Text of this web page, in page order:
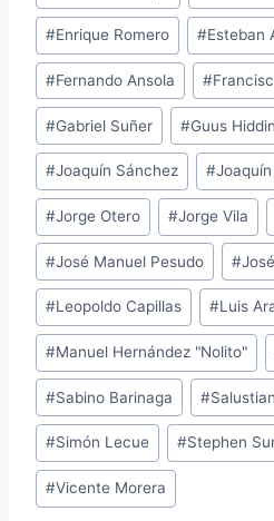
#Enrique Romero #Esteban
#Fernando Ansola #
#Gabriel Suñer #Guus
#Joaquín Sánchez #
#Jorge Otero #Jorge Vila
#José Manuel Pesudo #
#Leopoldo Capillas #Luis
#Manuel Hernández "Nolito"
#Sabino Barinaga #
#Simón Lecue #Stephen
#Vicente Morera